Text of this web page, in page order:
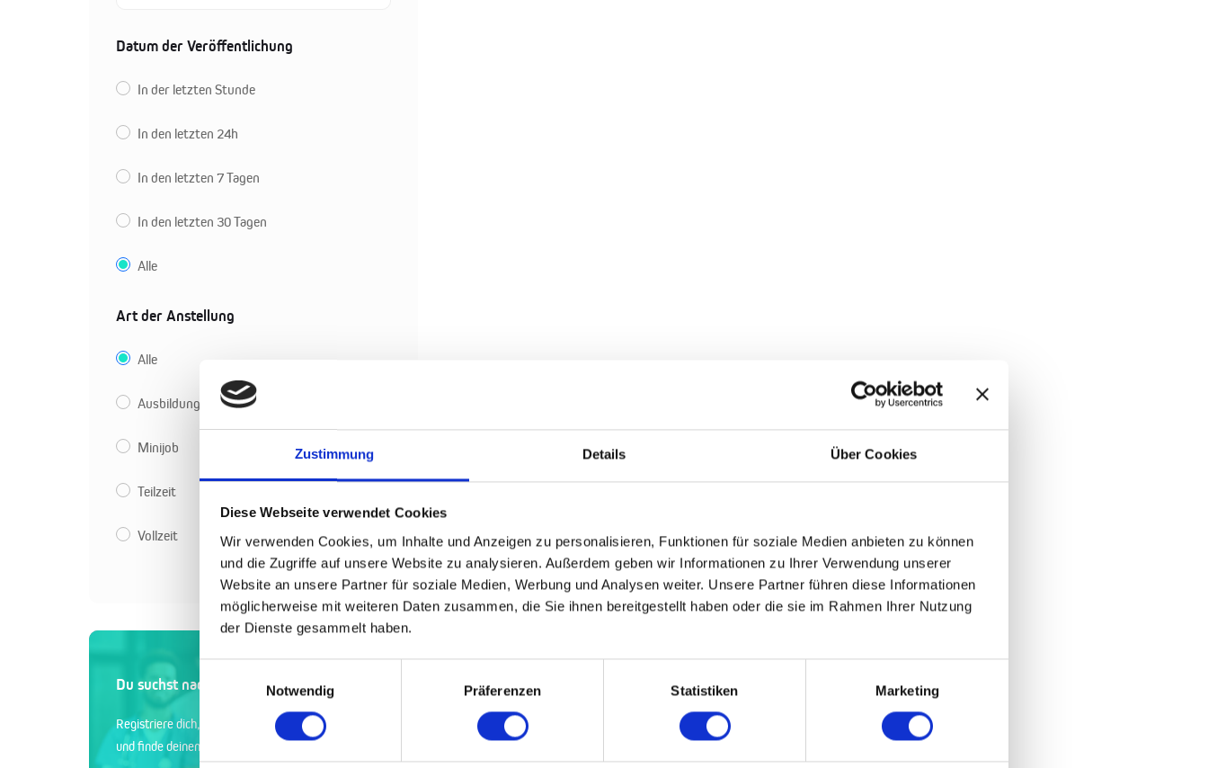
Zustimmung Details Über Cookies
Diese Webseite verwendet Cookies
Wir verwenden Cookies, um Inhalte und Anzeigen zu personalisieren, Funktionen für soziale Medien anbieten zu können
und die Zugriffe auf unsere Website zu analysieren. Außerdem geben wir Informationen zu Ihrer Verwendung unserer
Website an unsere Partner für soziale Medien, Werbung und Analysen weiter. Unsere Partner führen diese Informationen
möglicherweise mit weiteren Daten zusammen, die Sie ihnen bereitgestellt haben oder die sie im Rahmen Ihrer Nutzung
der Dienste gesammelt haben.
Notwendig
Präferenzen Statistiken Marketing
Datum der Veröffentlichung
In der letzten Stunde
In den letzten 24h
In den letzten 7 Tagen
In den letzten 30 Tagen
Alle
Art der Anstellung
Alle
Ausbildung
Minijob
Teilzeit
Vollzeit
Du suchst nach den besten Mitarbeitern?
Registriere dich, veröffentliche deine Stellenanzeigen
und finde deinen neuen Mitarbeiter